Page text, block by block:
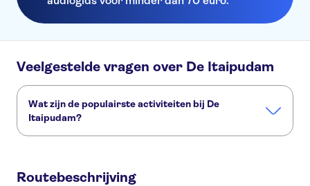
Veelgestelde vragen over De Itaipudam
Wat zijn de populairste activiteiten bij De
Itaipudam?
Itaipu-dam steekt avondrondleiding aan
Routebeschrijving